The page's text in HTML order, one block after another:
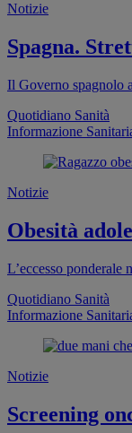
Notizie
Spagna.
Il Governo spagnolo
Quotidiano Sanità
Informazione
Notizie
Obesità
L’eccesso
Quotidiano Sanità
Informazione
Notizie
Screening